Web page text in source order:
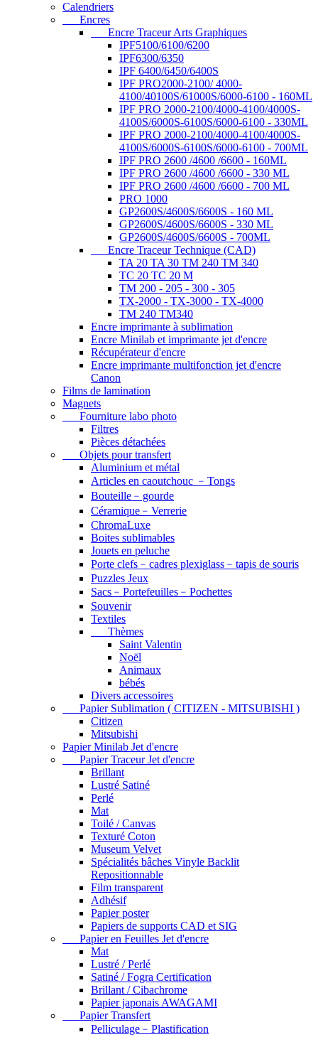
Calendriers
Encres
Encre Traceur Arts Graphiques
IPF5100/6100/6200
IPF6300/6350
IPF 6400/6450/6400S
IPF PRO2000-2100/ 4000-
4100/40100S/61000S/6000-6100 - 160ML
IPF PRO 2000-2100/4000-4100/4000S-
4100S/6000S-6100S/6000-6100 - 330ML
IPF PRO 2000-2100/4000-4100/4000S-
4100S/6000S-6100S/6000-6100 - 700ML
IPF PRO 2600 /4600 /6600 - 160ML
IPF PRO 2600 /4600 /6600 - 330 ML
IPF PRO 2600 /4600 /6600 - 700 ML
PRO 1000
GP2600S/4600S/6600S - 160 ML
GP2600S/4600S/6600S - 330 ML
GP2600S/4600S/6600S - 700ML
Encre Traceur Technique (CAD)
TA 20 TA 30 TM 240 TM 340
TC 20 TC 20 M
TM 200 - 205 - 300 - 305
TX-2000 - TX-3000 - TX-4000
TM 240 TM340
Encre imprimante à sublimation
Encre Minilab et imprimante jet d'encre
Récupérateur d'encre
Encre imprimante multifonction jet d'encre
Canon
Films de lamination
Magnets
Fourniture labo photo
Filtres
Pièces détachées
Objets pour transfert
Aluminium et métal
Articles en caoutchouc ﹣Tongs
Bouteille﹣gourde
Céramique﹣Verrerie
ChromaLuxe
Boites sublimables
Jouets en peluche
Porte clefs﹣cadres plexiglass﹣tapis de souris
Puzzles Jeux
Sacs﹣Portefeuilles﹣Pochettes
Souvenir
Textiles
Thèmes
Saint Valentin
Noël
Animaux
bébés
Divers accessoires
Papier Sublimation ( CITIZEN - MITSUBISHI )
Citizen
Mitsubishi
Papier Minilab Jet d'encre
Papier Traceur Jet d'encre
Brillant
Lustré Satiné
Perlé
Mat
Toilé / Canvas
Texturé Coton
Museum Velvet
Spécialités bâches Vinyle Backlit
Repositionnable
Film transparent
Adhésif
Papier poster
Papiers de supports CAD et SIG
Papier en Feuilles Jet d'encre
Mat
Lustré / Perlé
Satiné / Fogra Certification
Brillant / Cibachrome
Papier japonais AWAGAMI
Papier Transfert
Pelliculage﹣Plastification